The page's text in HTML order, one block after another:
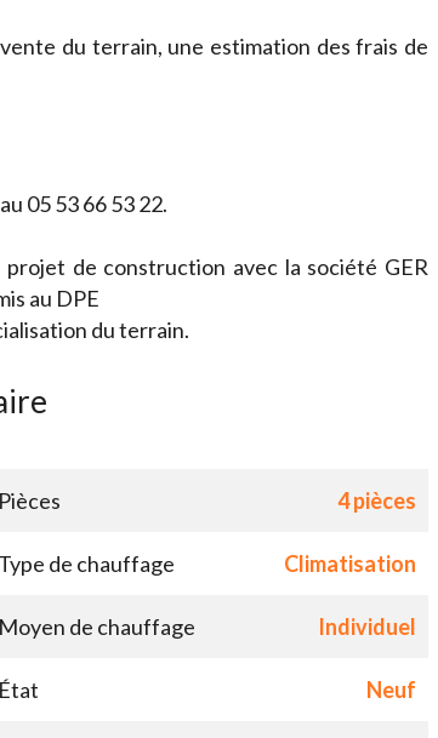
du terrain, une estimation des frais de
05 53 66 53 22.
de construction avec la société GER
au DPE
du terrain.
Pièces 4 pièces
Type de chauffage Climatisation
Moyen de chauffage Individuel
État Neuf